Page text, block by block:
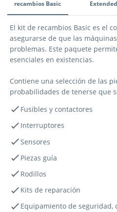
recambios Basic
Extended
Kit de recambios Basic
El kit de recambios Basic es el
asegurarse de que las
problemas. Este paquete
esenciales en existencias.
Contiene una selección de las
probabilidades de tenerse que
Fusibles y contactores
Interruptores
Sensores
Piezas guía
Rodillos
Kits de reparación
Equipamiento de seguridad,